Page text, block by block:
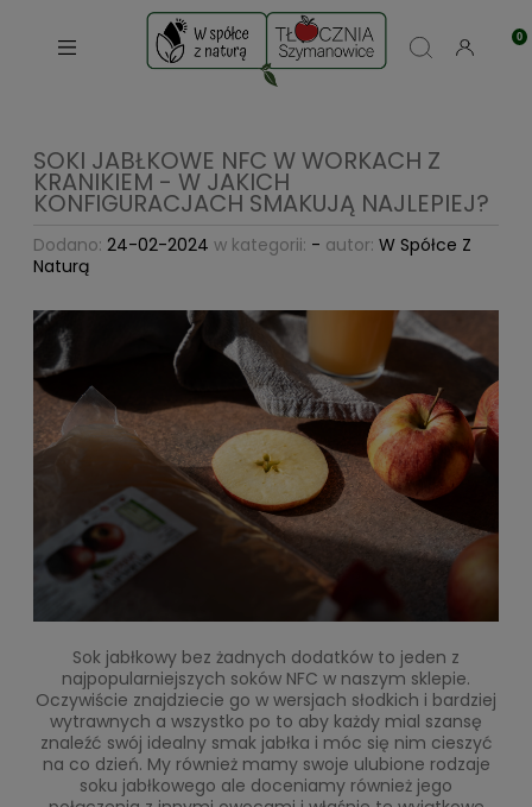
SOKI JABŁKOWE NFC W WORKACH Z
KRANIKIEM - W JAKICH
KONFIGURACJACH SMAKUJĄ NAJLEPIEJ?
Dodano: 24-02-2024 w kategorii: - autor: W Spółce Z
Naturą
Sok jabłkowy bez żadnych dodatków to jeden z
najpopularniejszych soków NFC w naszym sklepie.
Oczywiście znajdziecie go w wersjach słodkich i bardziej
wytrawnych a wszystko po to aby każdy mial szansę
znaleźć swój idealny smak jabłka i móc się nim cieszyć
na co dzień. My również mamy swoje ulubione rodzaje
soku jabłkowego ale doceniamy również jego